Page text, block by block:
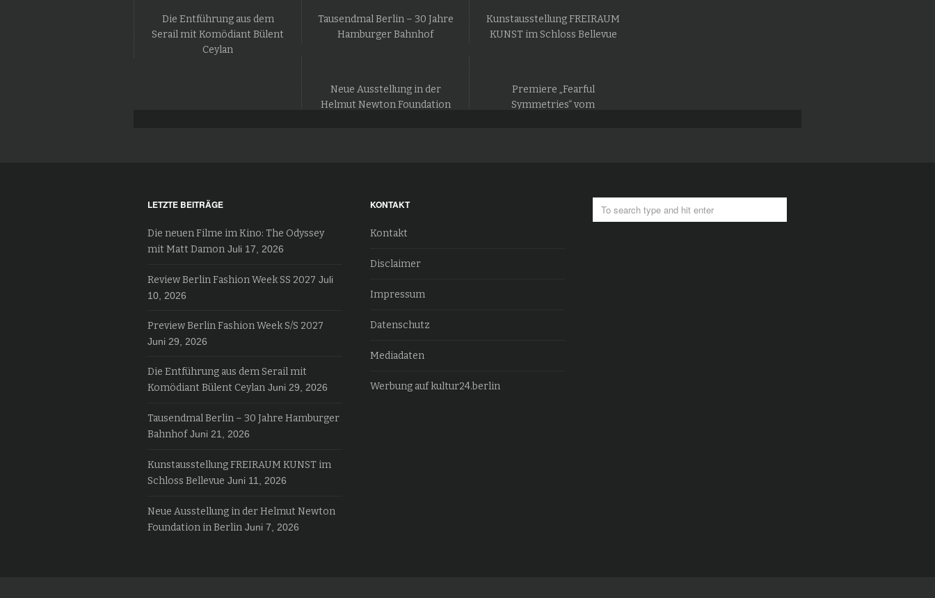
Die Entführung aus dem
Serail mit Komödiant Bülent
Ceylan
Tausendmal Berlin – 30 Jahre
Hamburger Bahnhof
Kunstausstellung FREIRAUM
KUNST im Schloss Bellevue
Neue Ausstellung in der
Helmut Newton Foundation
Premiere „Fearful
Symmetries“ vom
LETZTE BEITRÄGE
Die neuen Filme im Kino: The Odyssey
mit Matt Damon Juli 17, 2026
Review Berlin Fashion Week SS 2027 Juli
10, 2026
Preview Berlin Fashion Week S/S 2027
Juni 29, 2026
Die Entführung aus dem Serail mit
Komödiant Bülent Ceylan Juni 29, 2026
Tausendmal Berlin – 30 Jahre Hamburger
Bahnhof Juni 21, 2026
Kunstausstellung FREIRAUM KUNST im
Schloss Bellevue Juni 11, 2026
Neue Ausstellung in der Helmut Newton
Foundation in Berlin Juni 7, 2026
KONTAKT
Kontakt
Disclaimer
Impressum
Datenschutz
Mediadaten
Werbung auf kultur24.berlin